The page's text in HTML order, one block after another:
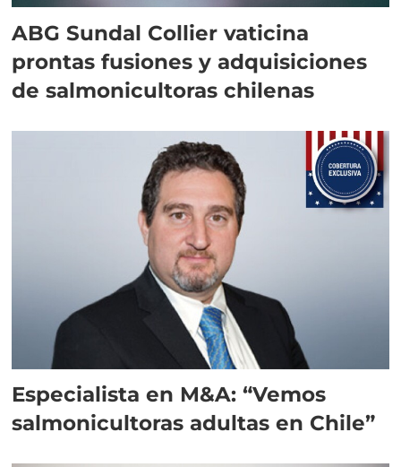
ABG Sundal Collier vaticina
prontas fusiones y adquisiciones
de salmonicultoras chilenas
Especialista en M&A: “Vemos
salmonicultoras adultas en Chile”